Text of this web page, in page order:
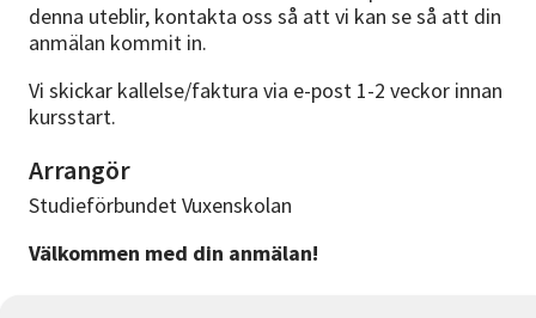
denna uteblir, kontakta oss så att vi kan se så att din
anmälan kommit in.
Vi skickar kallelse/faktura via e-post 1-2 veckor innan
kursstart.
Arrangör
Studieförbundet Vuxenskolan
Välkommen med din anmälan!